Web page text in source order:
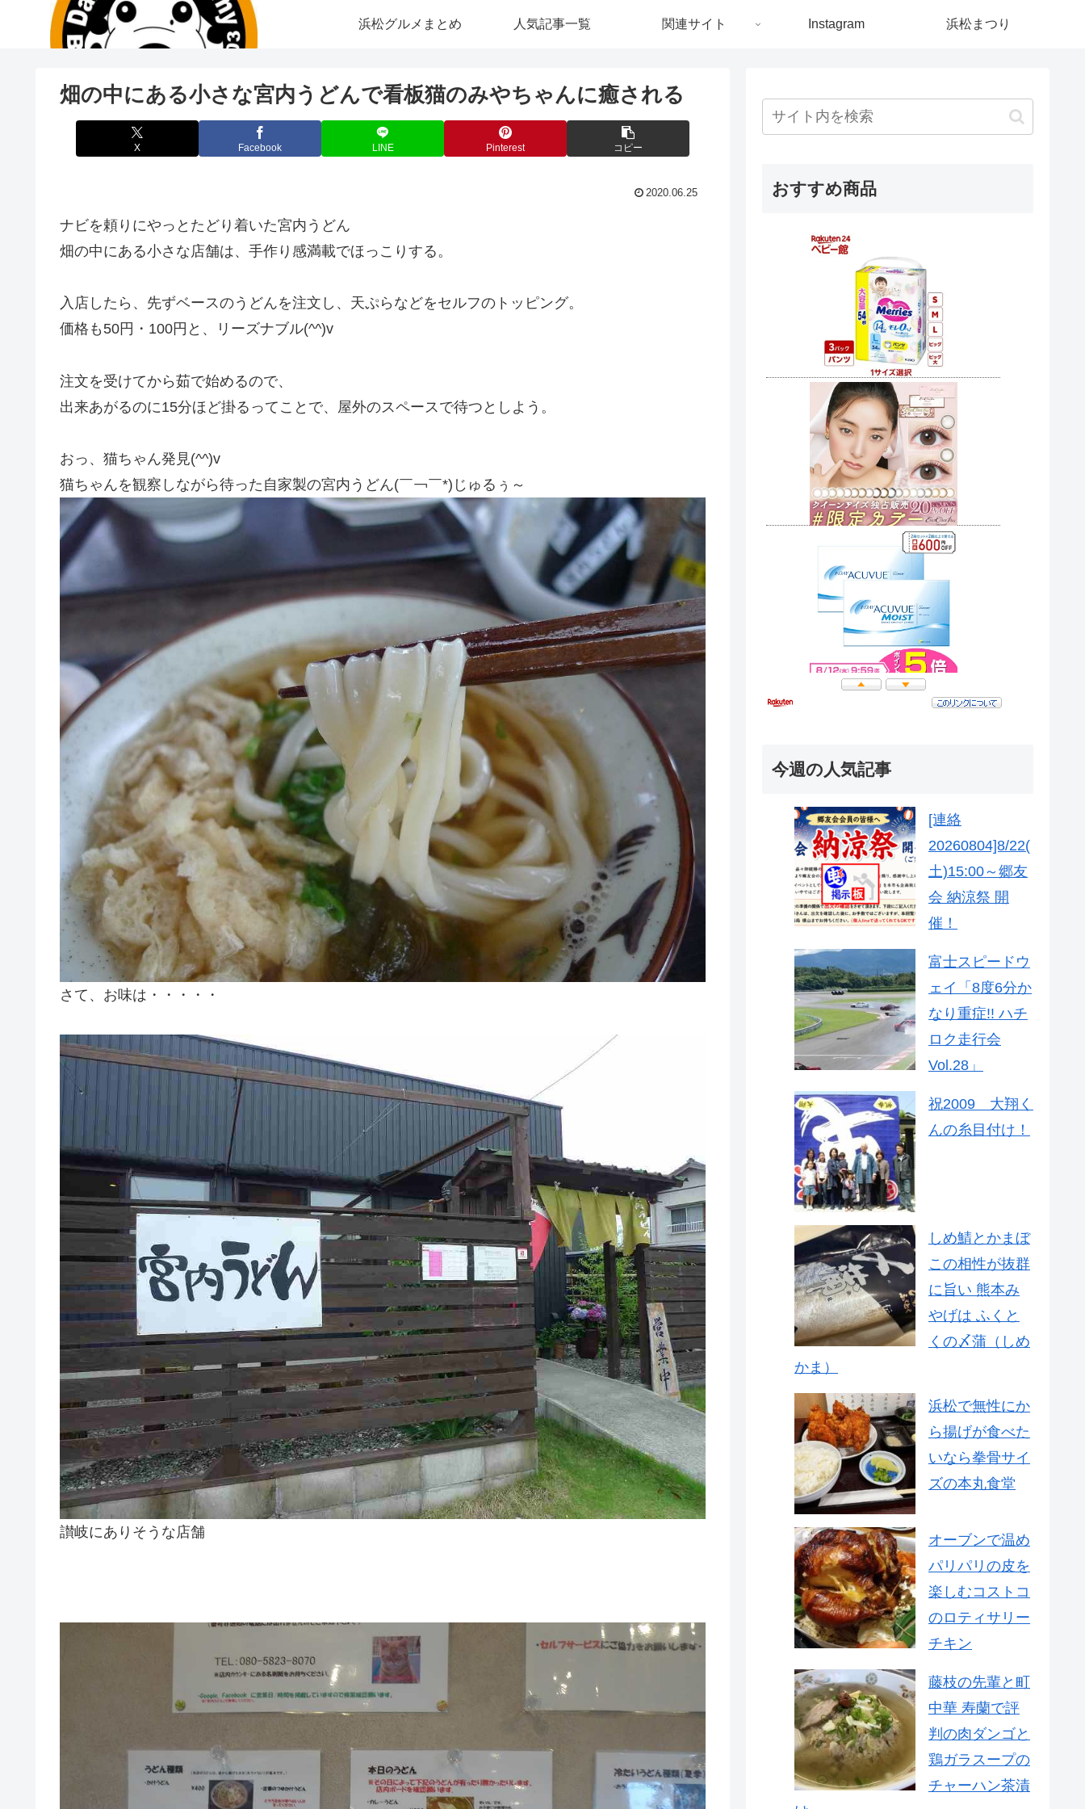
浜松グルメまとめ 人気記事一覧 関連サイト Instagram 浜松まつり
畑の中にある小さな宮内うどんで看板猫のみやちゃんに癒される
X Facebook LINE Pinterest コピー
2020.06.25
ナビを頼りにやっとたどり着いた宮内うどん
畑の中にある小さな店舗は、手作り感満載でほっこりする。
入店したら、先ずベースのうどんを注文し、天ぷらなどをセルフのトッピング。
価格も50円・100円と、リーズナブル(^^)v
注文を受けてから茹で始めるので、
出来あがるのに15分ほど掛るってことで、屋外のスペースで待つとしよう。
おっ、猫ちゃん発見(^^)v
猫ちゃんを観察しながら待った自家製の宮内うどん(￣￢￣*)じゅるぅ～
さて、お味は・・・・・
讃岐にありそうな店舗
おすすめ商品
今週の人気記事
[連絡
20260804]8/22(
土)15:00～郷友
会 納涼祭 開
催！
富士スピードウ
ェイ「8度6分か
なり重症!! ハチ
ロク走行会
Vol.28」
祝2009 大翔く
んの糸目付け！
しめ鯖とかまぼ
この相性が抜群
に旨い 熊本み
やげは ふくと
くの〆蒲（しめ
かま）
浜松で無性にか
ら揚げが食べた
いなら拳骨サイ
ズの本丸食堂
オーブンで温め
パリパリの皮を
楽しむコストコ
のロティサリー
チキン
藤枝の先輩と町
中華 寿蘭で評
判の肉ダンゴと
鶏ガラスープの
チャーハン茶漬